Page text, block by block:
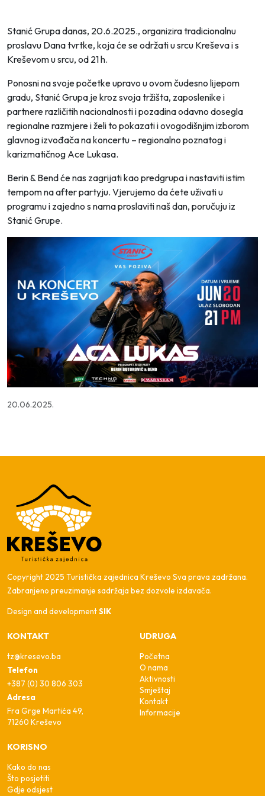
Stanić Grupa danas, 20.6.2025., organizira tradicionalnu
proslavu Dana tvrtke, koja će se održati u srcu Kreševa i s
Kreševom u srcu, od 21 h.
Ponosni na svoje početke upravo u ovom čudesno lijepom
gradu, Stanić Grupa je kroz svoja tržišta, zaposlenike i
partnere različitih nacionalnosti i pozadina odavno dosegla
regionalne razmjere i želi to pokazati i ovogodišnjim izborom
glavnog izvođača na koncertu – regionalno poznatog i
karizmatičnog Ace Lukasa.
Berin & Bend će nas zagrijati kao predgrupa i nastaviti istim
tempom na after partyju. Vjerujemo da ćete uživati u
programu i zajedno s nama proslaviti naš dan, poručuju iz
Stanić Grupe.
20.06.2025.
Copyright 2025 Turistička zajednica Kreševo Sva prava zadržana.
Zabranjeno preuzimanje sadržaja bez dozvole izdavača.
Design and developmentSIK
KONTAKT
tz@kresevo.ba
Telefon
+387 (0) 30 806 303
Adresa
Fra Grge Martića 49,
71260 Kreševo
UDRUGA
Početna
O nama
Aktivnosti
Smještaj
Kontakt
Informacije
KORISNO
Kako do nas
Što posjetiti
Gdje odsjest